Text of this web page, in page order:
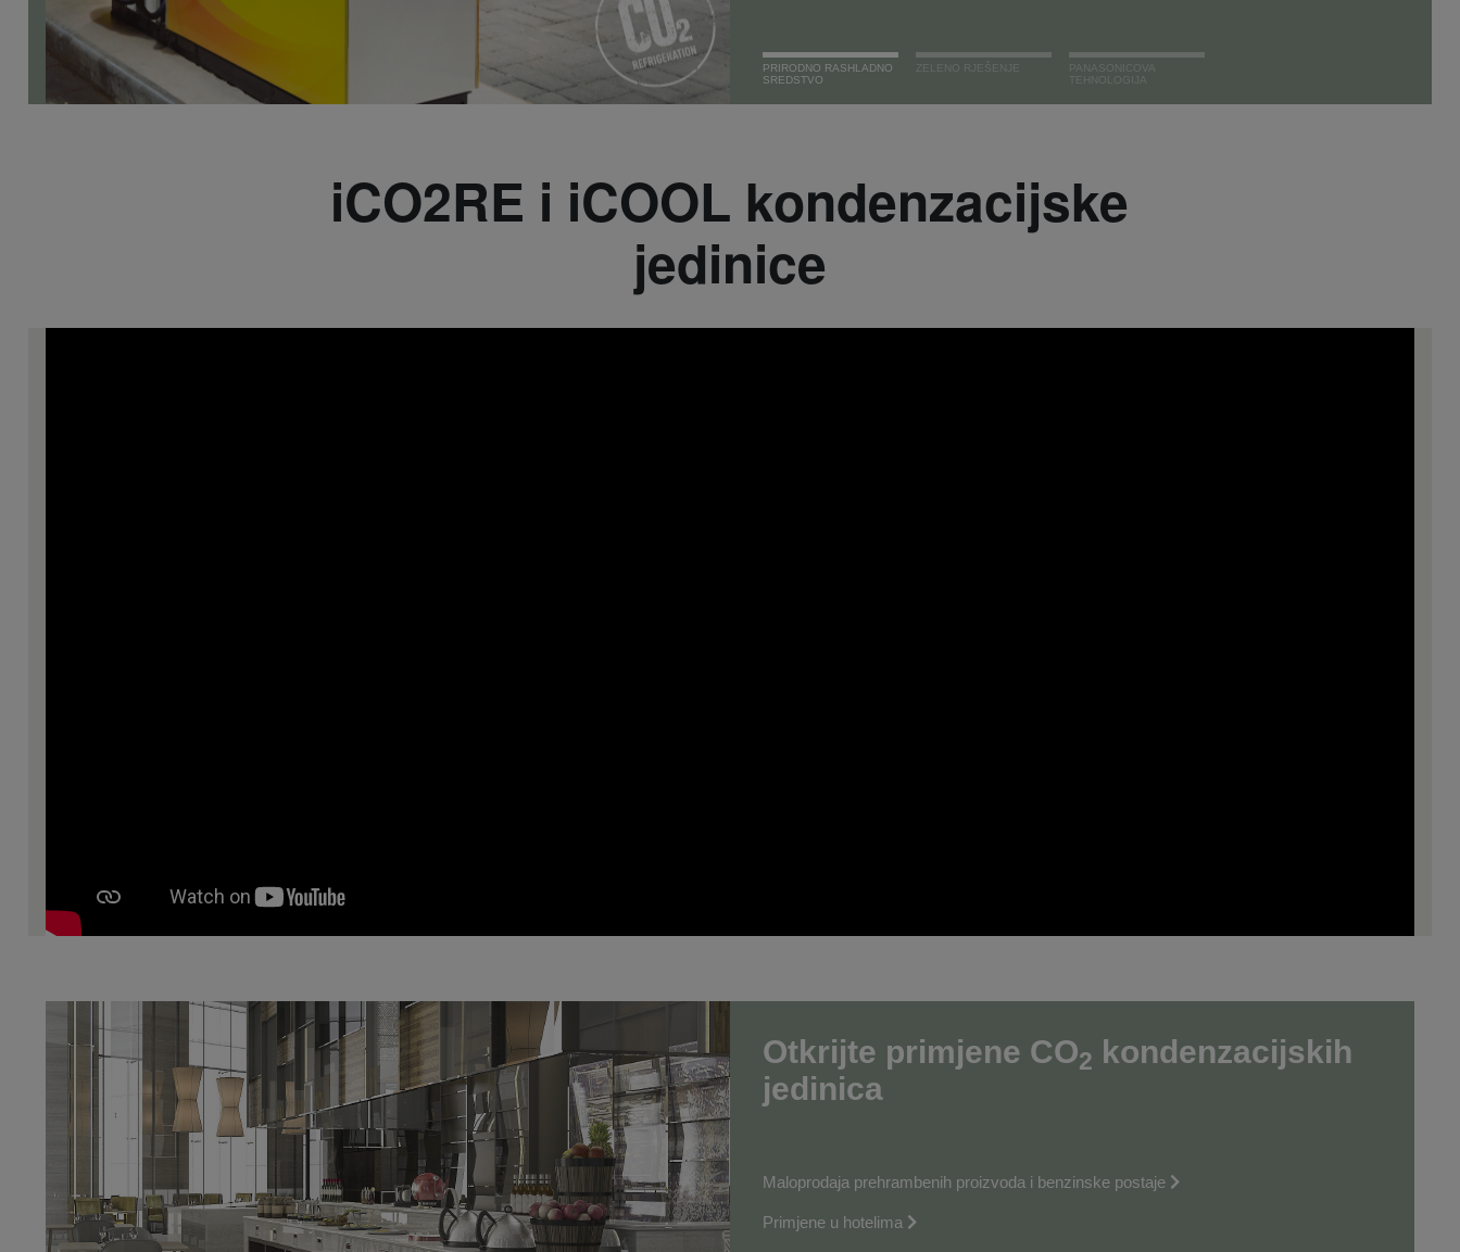
PRIRODNO RASHLADNO
SREDSTVO
ZELENO RJEŠENJE
PANASONICOVA
TEHNOLOGIJA
iCO2RE i iCOOL kondenzacijske
jedinice
Otkrijte primjene CO2 kondenzacijskih
jedinica
Maloprodaja prehrambenih proizvoda i benzinske postaje
Primjene u hotelima